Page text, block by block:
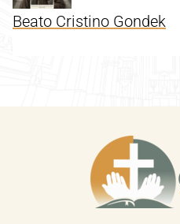
Beato Cristino Gondek